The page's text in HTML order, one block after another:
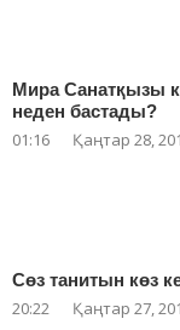
Мира Санатқызы
неден бастады?
01:16 Қаңтар 28,
Сөз танитын көз
20:22 Қаңтар 27,